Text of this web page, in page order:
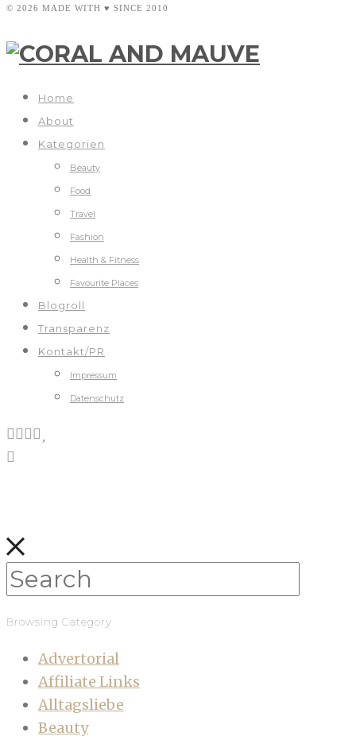
© 2026 MADE WITH ♥ SINCE 2010
Home
About
Kategorien
Beauty
Food
Travel
Fashion
Health & Fitness
Favourite Places
Blogroll
Transparenz
Kontakt/PR
Impressum
Datenschutz
Browsing Category
Advertorial
Affiliate Links
Alltagsliebe
Beauty